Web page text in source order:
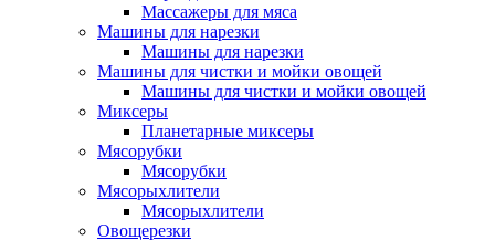
Массажеры для мяса
Машины для нарезки
Машины для нарезки
Машины для чистки и мойки овощей
Машины для чистки и мойки овощей
Миксеры
Планетарные миксеры
Мясорубки
Мясорубки
Мясорыхлители
Мясорыхлители
Овощерезки